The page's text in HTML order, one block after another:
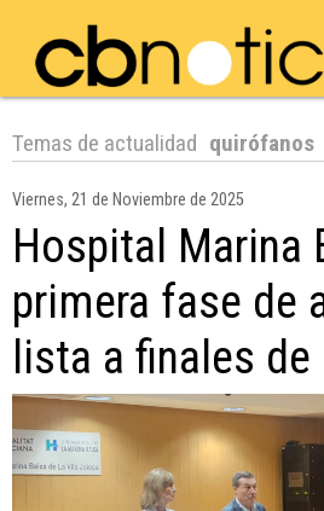
Temas de actualidad quirófanos
Viernes, 21 de Noviembre de 2025
Hospital Marina
primera fase de
lista a finales de